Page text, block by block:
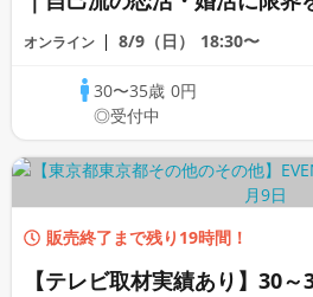
オンライン 8/9（日） 18:30〜
30〜35歳0円
◎受付中
販売終了まで残り19時間！
【テレビ取材実績あり】30